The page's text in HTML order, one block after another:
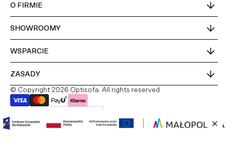
O FIRMIE
SHOWROOMY
WSPARCIE
ZASADY
© Copyright 2026 Optisofa. All rights reserved